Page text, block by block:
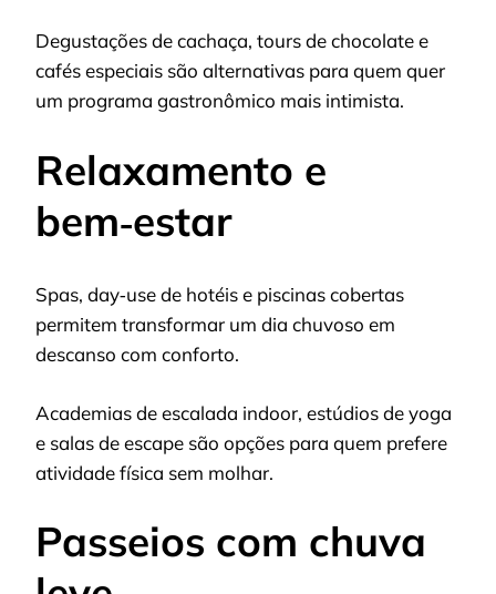
Degustações de cachaça, tours de chocolate e
cafés especiais são alternativas para quem quer
um programa gastronômico mais intimista.
Relaxamento e
bem‑estar
Spas, day‑use de hotéis e piscinas cobertas
permitem transformar um dia chuvoso em
descanso com conforto.
Academias de escalada indoor, estúdios de yoga
e salas de escape são opções para quem prefere
atividade física sem molhar.
Passeios com chuva